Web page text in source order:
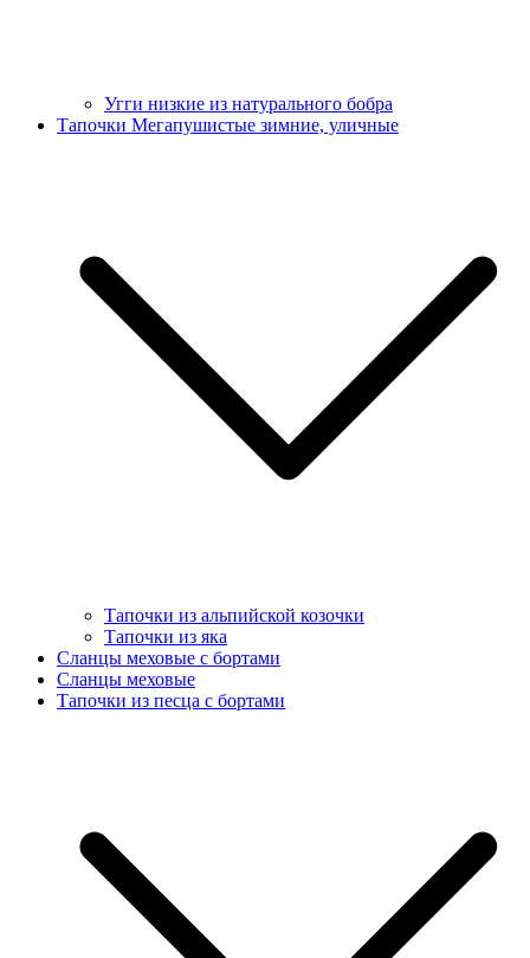
Угги низкие из натурального бобра
Тапочки Мегапушистые зимние, уличные
Тапочки из альпийской козочки
Тапочки из яка
Сланцы меховые с бортами
Сланцы меховые
Тапочки из песца с бортами